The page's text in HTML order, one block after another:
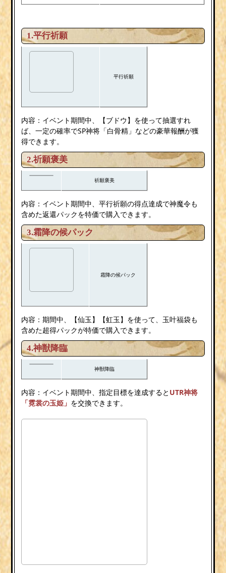
1.平行祈願
平行祈願
内容：イベント期間中、【ブドウ】を使って抽選すれ
ば、一定の確率でSP神将「白骨精」などの豪華報酬が獲
得できます。
2.祈願褒美
祈願褒美
内容：イベント期間中、平行祈願の得点達成で神魔令も
含めた返還パックを特価で購入できます。
3.霜降の候パック
霜降の候パック
内容：期間中、【仙玉】【虹玉】を使って、玉叶福袋も
含めた超得パックが特価で購入できます。
4.神獣降臨
神獣降臨
内容：イベント期間中、指定目標を達成すると UTR神将
「霓裳の玉姫」 を交換できます。